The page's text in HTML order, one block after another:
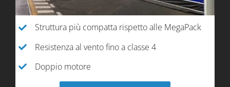
Struttura più compatta rispetto alle MegaPack
Resistenza al vento fino a classe 4
Doppio motore